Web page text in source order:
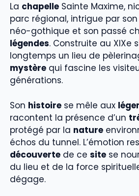
La chapelle Sainte Maxime,
parc régional, intrigue par son
néo-gothique et son passé
légendes. Construite au XIXe
longtemps un lieu de
mystère qui fascine les
générations.
Son histoire se mêle aux
racontent la présence d’un
protégé par la nature
échos du tunnel. L’émotion
découverte de ce site se
du lieu et de la force
dégage.